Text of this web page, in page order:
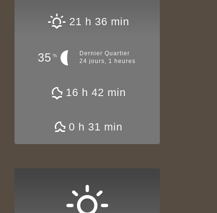
21 h 36 min
35 %
Dernier Quartier
24 jours, 1 heures
16 h 42 min
0 h 31 min